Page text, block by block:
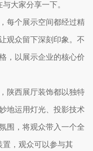
大家分享一下。
每个展示空间都经过精
观众留下深刻印象。不
，以展示企业的核心价
陕西展厅装饰都以独特
地运用灯光、投影技术
围，将观众带入一个全
置，观众可以参与其